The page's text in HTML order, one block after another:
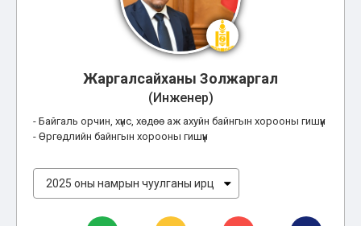
Жаргалсайханы Золжаргал
(Инженер)
- Байгаль орчин, хүнс, хөдөө аж ахуйн байнгын хорооны гишүүн
- Өргөдлийн байнгын хорооны гишүүн